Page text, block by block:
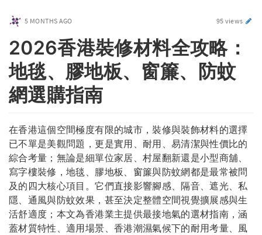
5 MONTHS AGO 95 views
2026香港裝修材料全攻略：
地毯、膠地板、窗簾、防蚊
網選購指南
在香港這個空間極度有限的城市，裝修與裝飾材料的選擇
已不單是美觀問題，更是實用、耐用、易清潔與性價比的
綜合考量；無論是細單位家居、村屋翻新還是小型商舖、
寫字樓裝修，地毯、膠地板、窗簾與防蚊網都是最常被問
及的四大核心項目。它們直接影響腳感、隔音、遮光、私
隱、通風與防蚊效果，甚至決定整體空間視覺擴展感與生
活舒適度；本文為香港業主提供最接地氣的選材指南，涵
蓋材質特性、適用場景、香港潮濕氣候下的耐用考量、風